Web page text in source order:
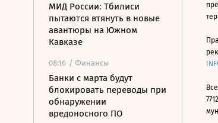
МИД России: Тбилиси
пытаются втянуть в новые
авантюры на Южном
Кавказе
08:16 / Финансы
Банки с марта будут
блокировать переводы при
обнаружении
вредоносного ПО